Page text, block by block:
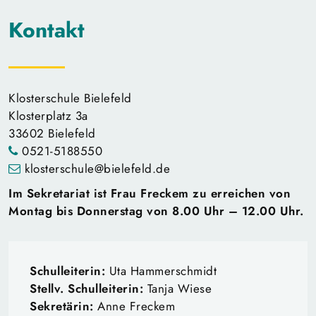
Kontakt
Klosterschule Bielefeld
Klosterplatz 3a
33602 Bielefeld
0521-5188550
klosterschule@bielefeld.de
Im Sekretariat ist Frau Freckem zu erreichen von
Montag bis Donnerstag von 8.00 Uhr – 12.00 Uhr.
Schulleiterin: Uta Hammerschmidt
Stellv. Schulleiterin: Tanja Wiese
Sekretärin:Anne Freckem